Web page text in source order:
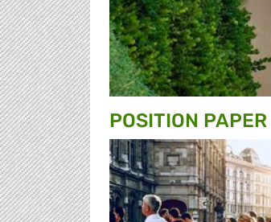
POSITION PAPER